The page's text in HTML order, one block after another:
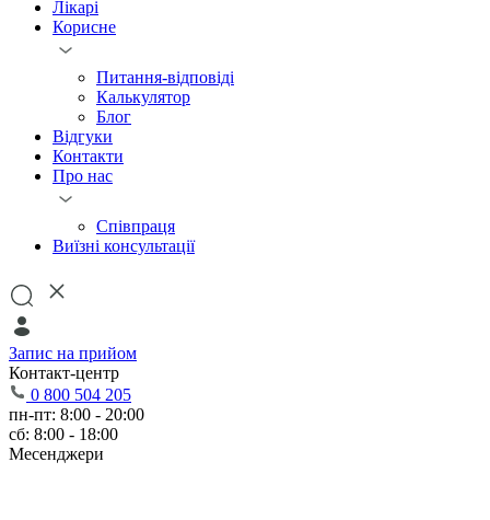
Лікарі
Корисне
Питання-відповіді
Калькулятор
Блог
Відгуки
Контакти
Про нас
Співпраця
Виїзні консультації
Запис на прийом
Контакт-центр
0 800 504 205
пн-пт: 8:00 - 20:00
сб: 8:00 - 18:00
Месенджери